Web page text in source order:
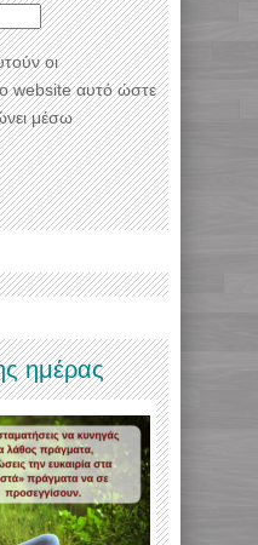
οι
website αυτό ώστε
μέσω
ημέρας